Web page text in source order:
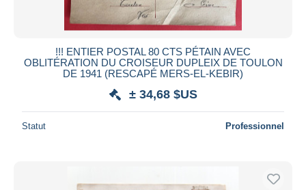
!!! ENTIER POSTAL 80 CTS PÉTAIN AVEC
OBLITÉRATION DU CROISEUR DUPLEIX DE TOULON
DE 1941 (RESCAPÉ MERS-EL-KEBIR)
± 34,68 $US
Statut Professionnel